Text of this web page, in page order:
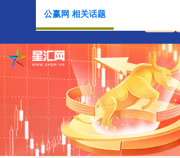
公赢网 相关话题